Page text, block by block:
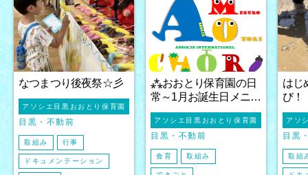
なつまつり後夜祭☆彡
アソシエ目黒おおとり保育園
目黒 不動前
取組み 行事
ドキュメンテーション
⁂おおとり保育園の日
常～1月お誕生日メニ…
アソシエ目黒おおとり保育園
目黒 不動前
食育 取組み
はじ
び！
アソ
目黒
取組